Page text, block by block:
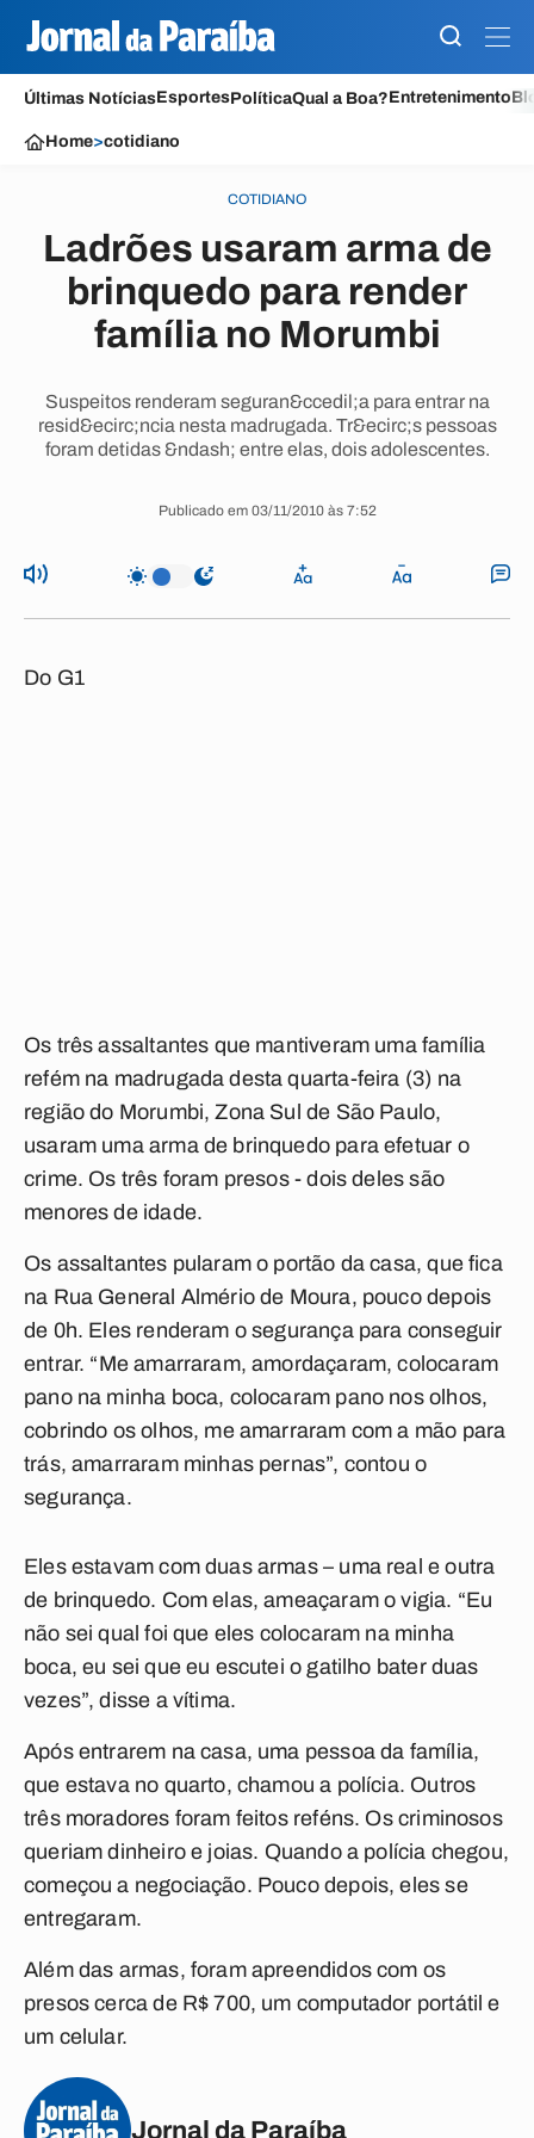
Últimas NotíciasEsportesPolíticaQual a Boa?Entretenimento
Home>cotidiano
COTIDIANO
Ladrões usaram arma de
brinquedo para render
família no Morumbi
Suspeitos renderam seguran&ccedil;a para entrar na
resid&ecirc;ncia nesta madrugada. Tr&ecirc;s pessoas
foram detidas &ndash; entre elas, dois adolescentes.
Publicado em 03/11/2010 às 7:52
Do G1
Os três assaltantes que mantiveram uma família
refém na madrugada desta quarta-feira (3) na
região do Morumbi, Zona Sul de São Paulo,
usaram uma arma de brinquedo para efetuar o
crime. Os três foram presos - dois deles são
menores de idade.
Os assaltantes pularam o portão da casa, que fica
na Rua General Almério de Moura, pouco depois
de 0h. Eles renderam o segurança para conseguir
entrar. “Me amarraram, amordaçaram, colocaram
pano na minha boca, colocaram pano nos olhos,
cobrindo os olhos, me amarraram com a mão para
trás, amarraram minhas pernas”, contou o
segurança.
Eles estavam com duas armas – uma real e outra
de brinquedo. Com elas, ameaçaram o vigia. “Eu
não sei qual foi que eles colocaram na minha
boca, eu sei que eu escutei o gatilho bater duas
vezes”, disse a vítima.
Após entrarem na casa, uma pessoa da família,
que estava no quarto, chamou a polícia. Outros
três moradores foram feitos reféns. Os criminosos
queriam dinheiro e joias. Quando a polícia chegou,
começou a negociação. Pouco depois, eles se
entregaram.
Além das armas, foram apreendidos com os
presos cerca de R$ 700, um computador portátil e
um celular.
Jornal da Paraíba